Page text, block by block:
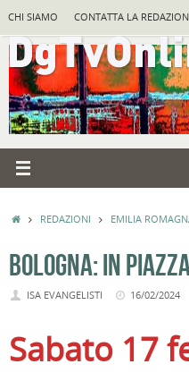
contenuto
CHI SIAMO CONTATTA LA
HOMEREDAZIONI EMILIA
BOLOGNA: IN
ISA EVANGELISTI 16/02/2024
Sabato 17